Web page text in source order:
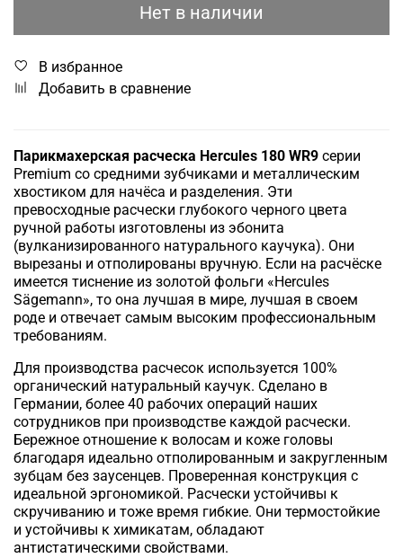
Нет в наличии
В избранное
Добавить в сравнение
Парикмахерская расческа Hercules 180 WR9 серии
Premium со средними зубчиками и металлическим
хвостиком для начёса и разделения. Эти
превосходные расчески глубокого черного цвета
ручной работы изготовлены из эбонита
(вулканизированного натурального каучука). Они
вырезаны и отполированы вручную. Если на расчёске
имеется тиснение из золотой фольги «Hercules
Sägemann», то она лучшая в мире, лучшая в своем
роде и отвечает самым высоким профессиональным
требованиям.
Для производства расчесок используется 100%
органический натуральный каучук. Сделано в
Германии, более 40 рабочих операций наших
сотрудников при производстве каждой расчески.
Бережное отношение к волосам и коже головы
благодаря идеально отполированным и закругленным
зубцам без заусенцев. Проверенная конструкция с
идеальной эргономикой. Расчески устойчивы к
скручиванию и тоже время гибкие. Они термостойкие
и устойчивы к химикатам, обладают
антистатическими свойствами.